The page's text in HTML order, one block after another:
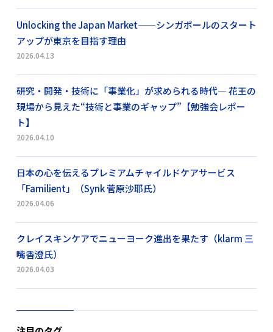
Unlocking the Japan Market——シンガポールのスタート
アップが東京を目指す理由
2026.04.13
研究・開発・技術に「事業化」が求められる時代― 花王の
現場から見えた“技術と事業のギャップ”【勉強会レポー
ト】
2026.04.10
日本の心を伝えるプレミアムチャイルドケアサービス
「Familient」（Synk 菅原沙耶氏）
2026.04.06
クレイスキンケアでニューヨーク進出を果たす（klarm 三
嘴香澄氏）
2026.04.03